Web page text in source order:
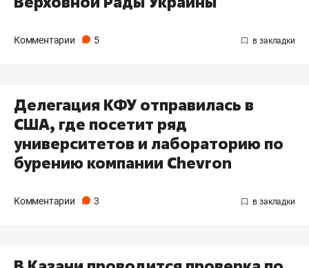
Комментарии 5
Делегация КФУ отправилась в
США, где посетит ряд
университетов и лабораторию по
бурению компании Chevron
Комментарии 3